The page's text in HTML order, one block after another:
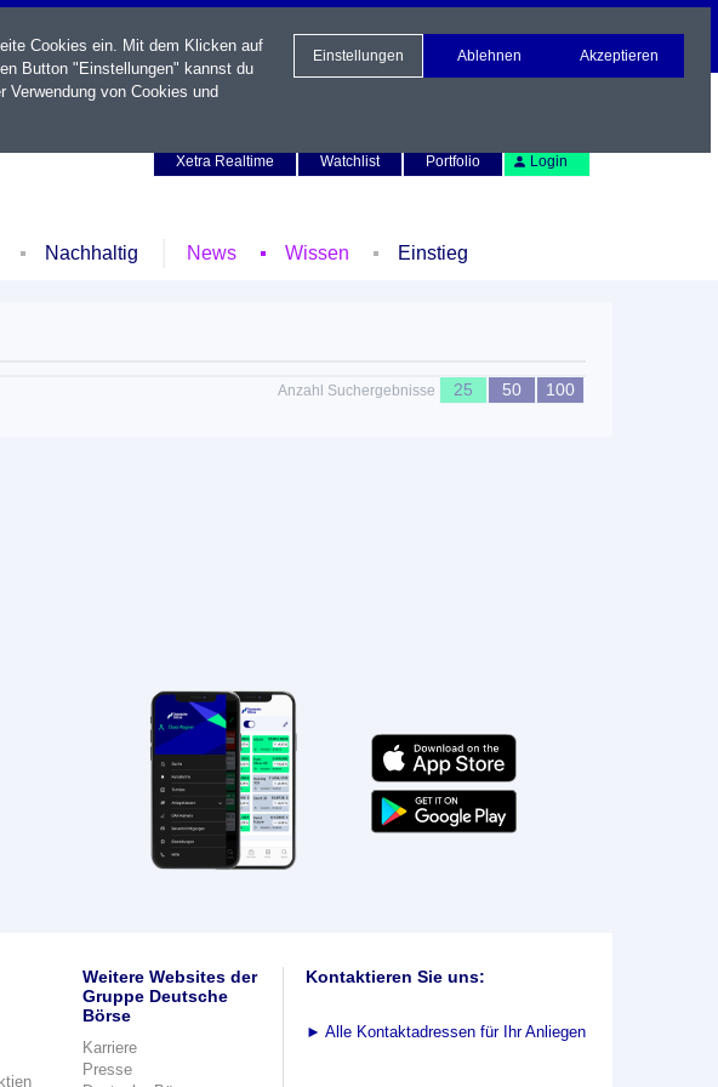
Xetra Realtime
Watchlist Portfolio Login
Nachhaltig News Wissen Einstieg
Anzahl Suchergebnisse 25 50 100
Cookies ein. Mit dem Klicken auf
Button "Einstellungen" kannst du
Verwendung von Cookies und
Einstellungen Ablehnen Akzeptieren
Weitere Websites der
Gruppe Deutsche
Börse
Karriere
Presse
Kontaktieren Sie uns:
► Alle Kontaktadressen für Ihr Anliegen